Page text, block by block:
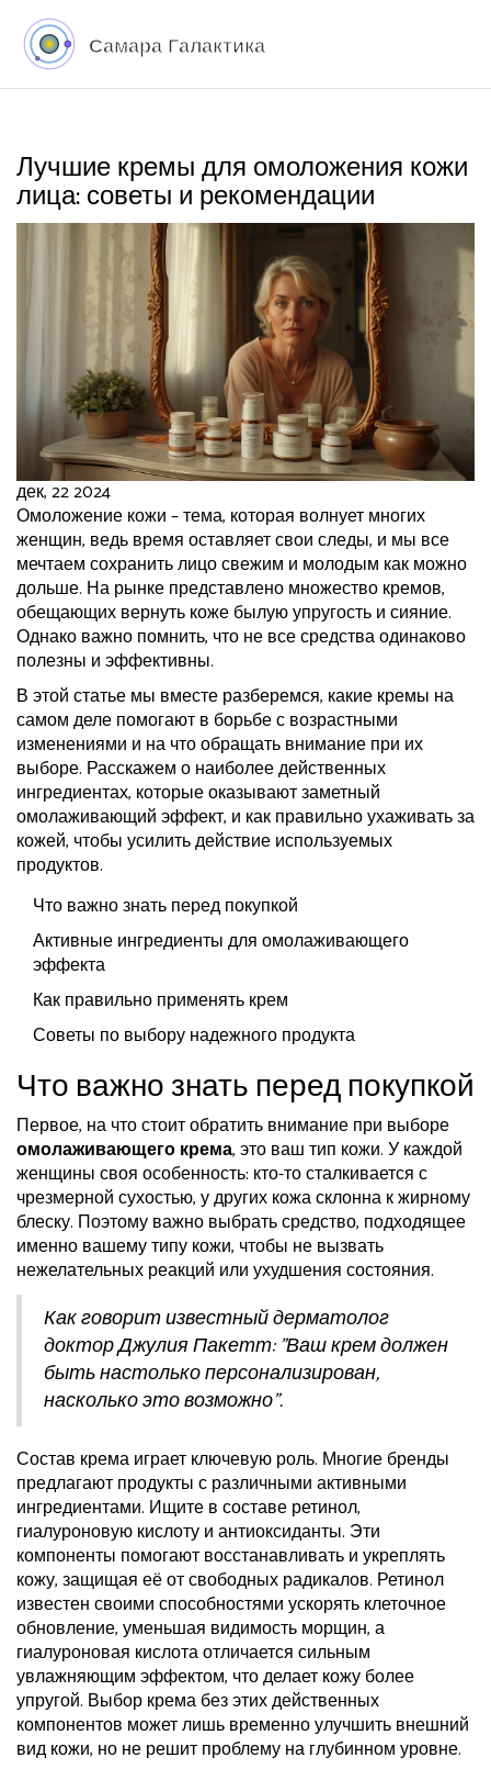
Лучшие кремы для омоложения кожи
лица: советы и рекомендации
дек, 22 2024
Омоложение кожи – тема, которая волнует многих
женщин, ведь время оставляет свои следы, и мы все
мечтаем сохранить лицо свежим и молодым как можно
дольше. На рынке представлено множество кремов,
обещающих вернуть коже былую упругость и сияние.
Однако важно помнить, что не все средства одинаково
полезны и эффективны.
В этой статье мы вместе разберемся, какие кремы на
самом деле помогают в борьбе с возрастными
изменениями и на что обращать внимание при их
выборе. Расскажем о наиболее действенных
ингредиентах, которые оказывают заметный
омолаживающий эффект, и как правильно ухаживать за
кожей, чтобы усилить действие используемых
продуктов.
Что важно знать перед покупкой
Активные ингредиенты для омолаживающего
эффекта
Как правильно применять крем
Советы по выбору надежного продукта
Что важно знать перед покупкой
Первое, на что стоит обратить внимание при выборе
омолаживающего крема, это ваш тип кожи. У каждой
женщины своя особенность: кто-то сталкивается с
чрезмерной сухостью, у других кожа склонна к жирному
блеску. Поэтому важно выбрать средство, подходящее
именно вашему типу кожи, чтобы не вызвать
нежелательных реакций или ухудшения состояния.
Как говорит известный дерматолог
доктор Джулия Пакетт: "Ваш крем должен
быть настолько персонализирован,
насколько это возможно".
Состав крема играет ключевую роль. Многие бренды
предлагают продукты с различными активными
ингредиентами. Ищите в составе ретинол,
гиалуроновую кислоту и антиоксиданты. Эти
компоненты помогают восстанавливать и укреплять
кожу, защищая её от свободных радикалов. Ретинол
известен своими способностями ускорять клеточное
обновление, уменьшая видимость морщин, а
гиалуроновая кислота отличается сильным
увлажняющим эффектом, что делает кожу более
упругой. Выбор крема без этих действенных
компонентов может лишь временно улучшить внешний
вид кожи, но не решит проблему на глубинном уровне.